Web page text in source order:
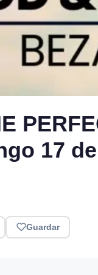
17
Guardar